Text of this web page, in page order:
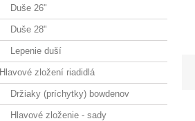
Duše 26"
Duše 28"
Lepenie duší
Hlavové zložení riadidlá
Držiaky (príchytky) bowdenov
Hlavové zloženie - sady